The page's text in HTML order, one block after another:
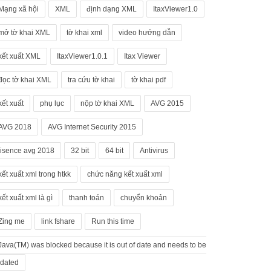
xã hội XML định dạng XML ItaxViewer1.0
tờ khai XML tờ khai xml video hướng dẫn
xuất XML ItaxViewer1.0.1 Itax Viewer
tờ khai XML tra cứu tờ khai tờ khai pdf
xuất phụ lục nộp tờ khai XML AVG 2015
2018 AVG Internet Security 2015
avg 2018 32 bit 64 bit Antivirus
xuất xml trong htkk chức năng kết xuất xml
xuất xml là gì thanh toán chuyển khoản
me link fshare Run this time
was blocked because it is out of date and needs to be